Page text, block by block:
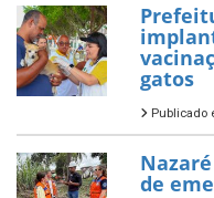
gatos
Publicado
de